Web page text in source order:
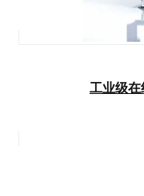
工业级在